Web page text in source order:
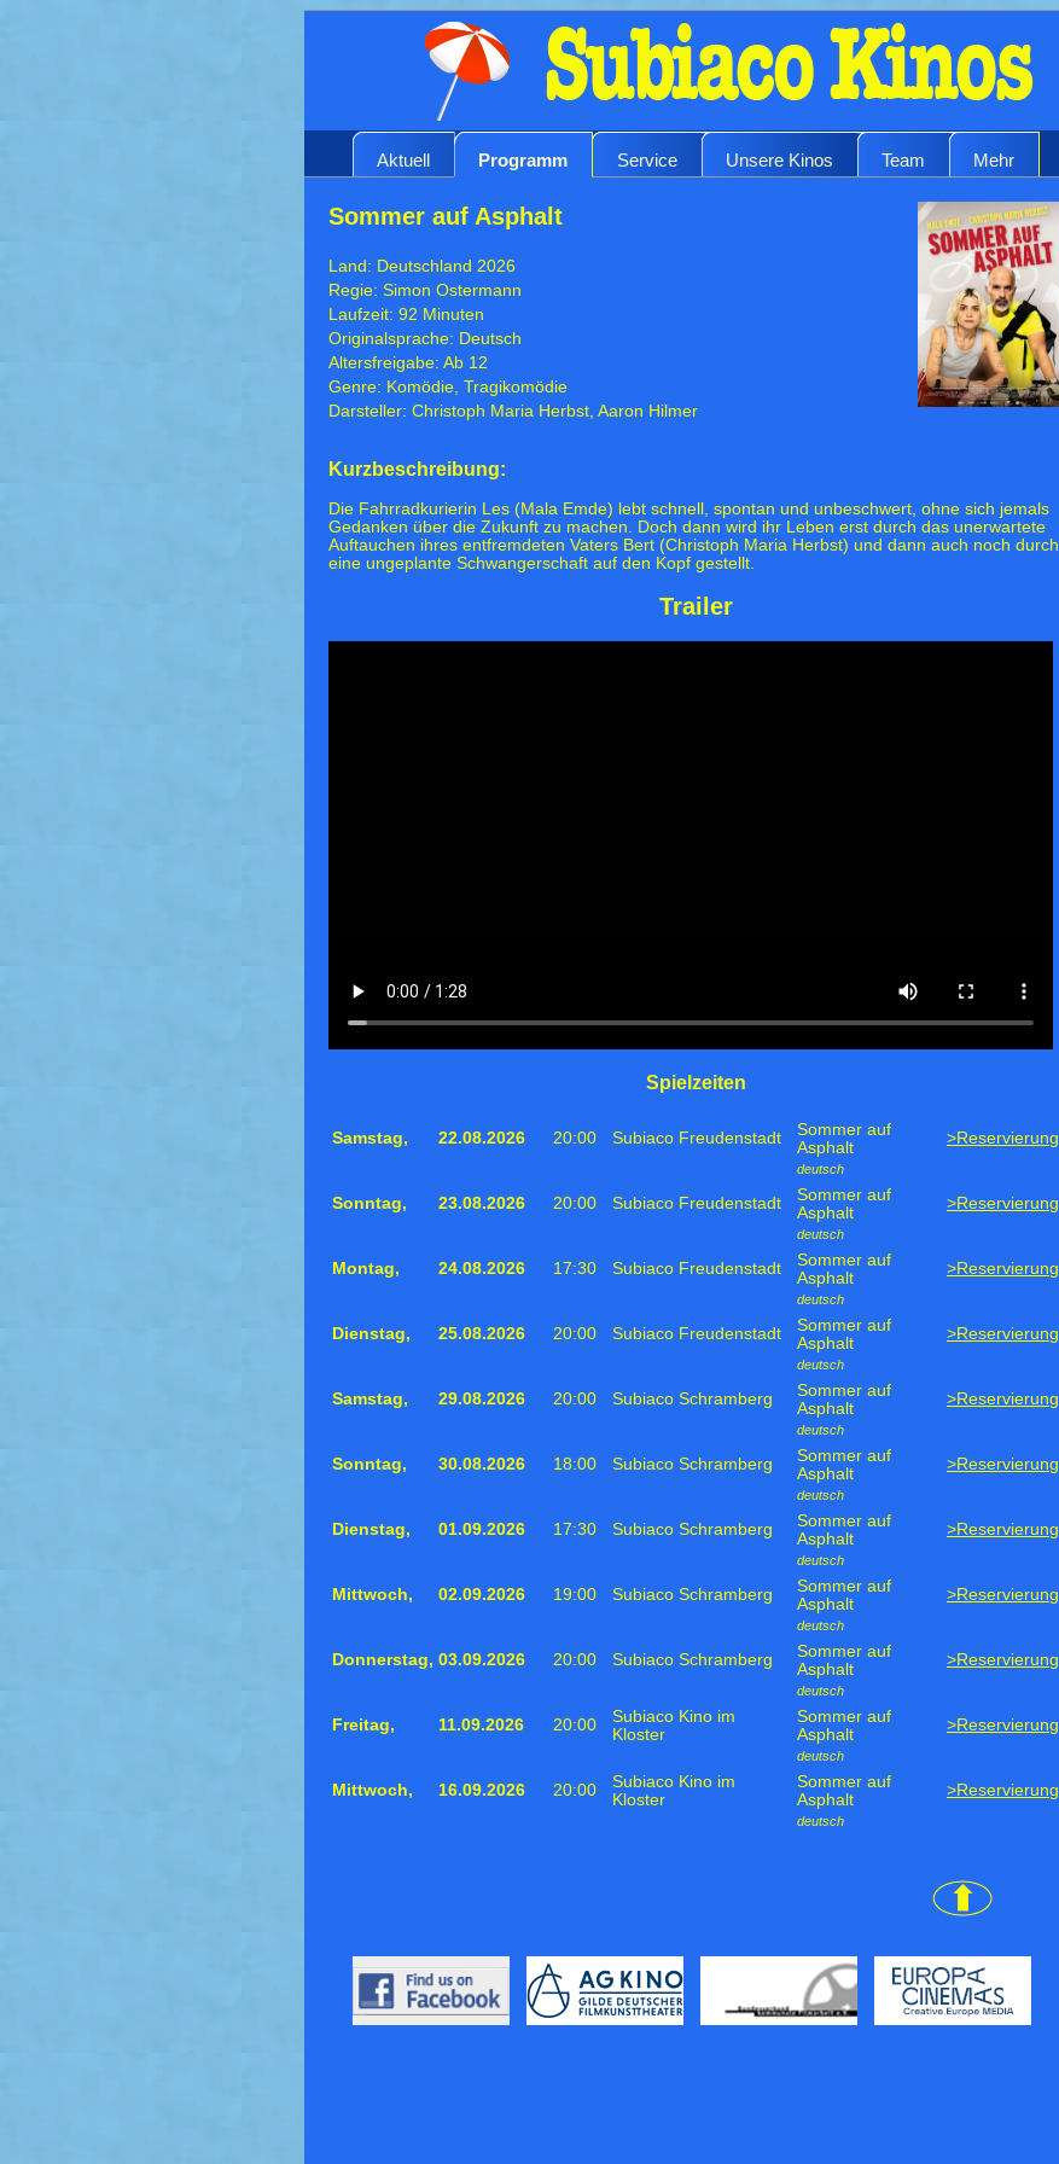
Aktuell Programm Service Unsere Kinos Team Mehr
Sommer auf Asphalt
Land: Deutschland 2026
Regie: Simon Ostermann
Laufzeit: 92 Minuten
Originalsprache: Deutsch
Altersfreigabe: Ab 12
Genre: Komödie, Tragikomödie
Darsteller: Christoph Maria Herbst, Aaron Hilmer
Kurzbeschreibung:
Die Fahrradkurierin Les (Mala Emde) lebt schnell, spontan und unbeschwert, ohne sich jemals
Gedanken über die Zukunft zu machen. Doch dann wird ihr Leben erst durch das unerwartete
Auftauchen ihres entfremdeten Vaters Bert (Christoph Maria Herbst) und dann auch noch durch
eine ungeplante Schwangerschaft auf den Kopf gestellt.
Trailer
Spielzeiten
Samstag, 22.08.2026 20:00 Subiaco Freudenstadt
Sommer auf
Asphalt
>Reservierung
deutsch
Sonntag, 23.08.2026 20:00 Subiaco Freudenstadt
Sommer auf
Asphalt
>Reservierung
deutsch
Montag, 24.08.2026 17:30 Subiaco Freudenstadt
Sommer auf
Asphalt
>Reservierung
deutsch
Dienstag, 25.08.2026 20:00 Subiaco Freudenstadt
Sommer auf
Asphalt
>Reservierung
deutsch
Samstag, 29.08.2026 20:00 Subiaco Schramberg
Sommer auf
Asphalt
>Reservierung
deutsch
Sonntag, 30.08.2026 18:00 Subiaco Schramberg
Sommer auf
Asphalt
>Reservierung
deutsch
Dienstag, 01.09.2026 17:30 Subiaco Schramberg
Sommer auf
Asphalt
>Reservierung
deutsch
Mittwoch, 02.09.2026 19:00 Subiaco Schramberg
Sommer auf
Asphalt
>Reservierung
deutsch
Donnerstag, 03.09.2026 20:00 Subiaco Schramberg
Sommer auf
Asphalt
>Reservierung
deutsch
Freitag, 11.09.2026 20:00
Subiaco Kino im
Kloster
Sommer auf
Asphalt
>Reservierung
deutsch
Mittwoch, 16.09.2026 20:00
Subiaco Kino im
Kloster
Sommer auf
Asphalt
>Reservierung
deutsch